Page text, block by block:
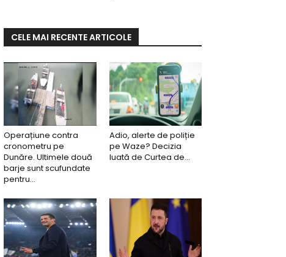
CELE MAI RECENTE ARTICOLE
Operațiune contra
cronometru pe
Dunăre. Ultimele două
barje sunt scufundate
pentru...
Adio, alerte de poliție
pe Waze? Decizia
luată de Curtea de...